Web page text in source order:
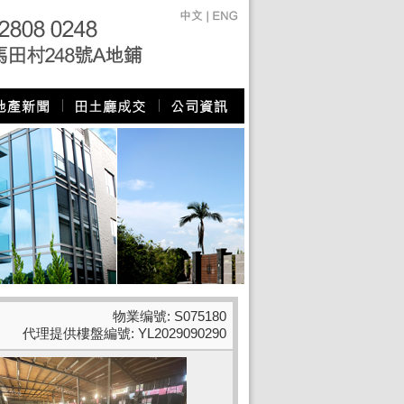
物業编號: S075180
代理提供樓盤編號: YL2029090290